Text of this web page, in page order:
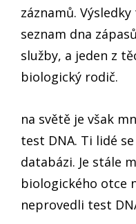
záznamů.
seznam dna
služby, a jeden z
biologický rodič.
na světě je však
test DNA. Ti lidé
databázi. Je stále
biologického otce
neprovedli test